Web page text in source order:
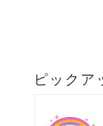
ピックア